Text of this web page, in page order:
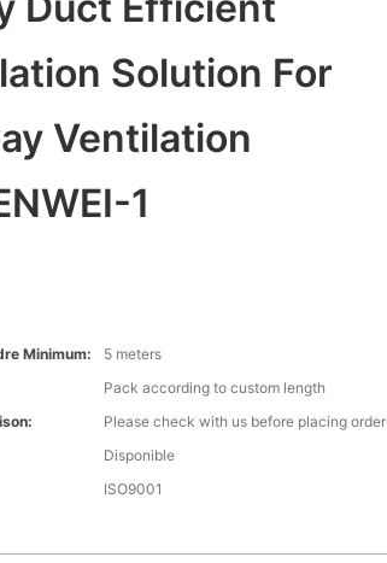
Solution For
Ventilation
1
Minimum:
5 meters
Pack according to custom length
Please check with us before placing order
Disponible
ISO9001